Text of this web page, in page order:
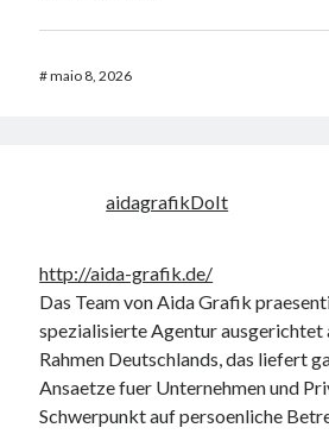
#maio 8, 2026
aidagrafikDoIt
http://aida-grafik.de/
Das Team von Aida Grafik
spezialisierte Agentur ausgerichtet
Rahmen Deutschlands, das liefert
Ansaetze fuer Unternehmen und
Schwerpunkt auf persoenliche